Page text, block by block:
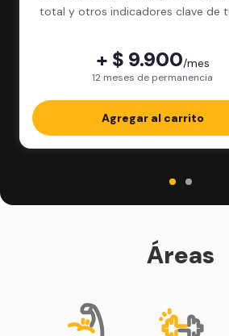
total y otros indicadores clave de
+ $ 9.900/mes
12 meses de permanencia
Agregar al carrito
Áreas